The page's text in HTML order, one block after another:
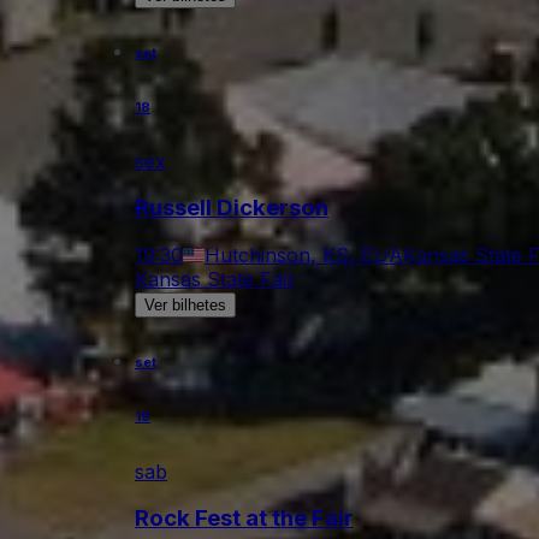
set
18
sex
Russell Dickerson
19:30 Hutchinson, KS, EUAKansas State
Kansas State Fair
Ver bilhetes
set
19
sab
Rock Fest at the Fair